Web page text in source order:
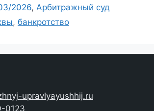
2026,Арбитражный суд
, банкротство
upravlyayushhij.ru
0123